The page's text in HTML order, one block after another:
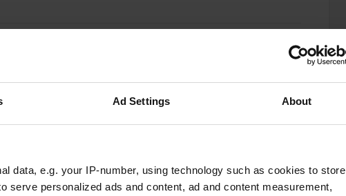
Ad Settings About
data, e.g. your IP-number, using technology such as cookies to store
serve personalized ads and content, ad and content measurement,
0 0